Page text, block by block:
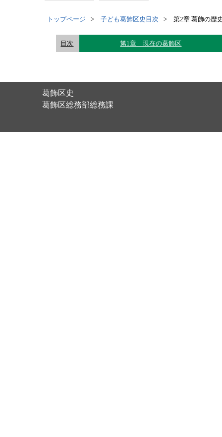
トップページ 子ども葛飾区史目次 第2章 葛飾の歴
目次 第1章 現在の葛飾区
葛飾区史
葛飾区総務部総務課